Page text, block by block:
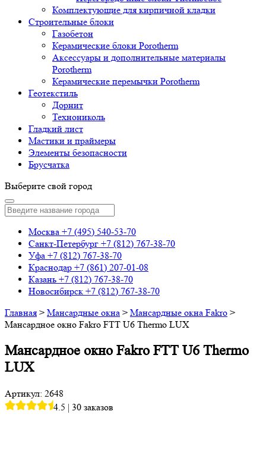
Комплектующие для кирпичной кладки
Строительные блоки
Газобетон
Керамические блоки Porotherm
Аксессуары и дополнительные материалы
Porotherm
Керамические перемычки Porotherm
Геотекстиль
Дорнит
Технониколь
Гладкий лист
Мастики и праймеры
Элементы безопасности
Брусчатка
Выберите свой город
Москва +7 (495) 540-53-70
Санкт-Петербург +7 (812) 767-38-70
Уфа +7 (812) 767-38-70
Краснодар +7 (861) 207-01-08
Казань +7 (812) 767-38-70
Новосибирск +7 (812) 767-38-70
Главная > Мансардные окна > Мансардные окна Fakro >
Мансардное окно Fakro FTT U6 Thermo LUX
Мансардное окно Fakro FTT U6 Thermo
LUX
Артикул: 2648
4.5 | 30 заказов